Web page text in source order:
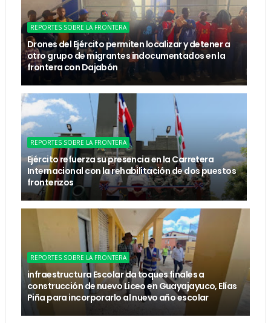
REPORTES SOBRE LA FRONTERA
Drones del Ejército permiten localizar y detener a
otro grupo de migrantes indocumentados en la
frontera con Dajabón
REPORTES SOBRE LA FRONTERA
Ejército refuerza su presencia en la Carretera
Internacional con la rehabilitación de dos puestos
fronterizos
REPORTES SOBRE LA FRONTERA
infraestructura Escolar da toques finales a
construcción de nuevo Liceo en Guayajayuco, Elías
Piña para incorporarlo al nuevo año escolar